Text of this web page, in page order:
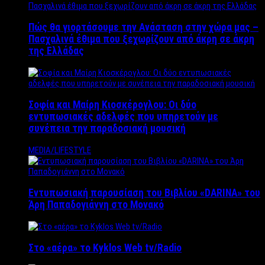
Πώς θα γιορτάσουμε την Ανάσταση στην χώρα μας –
Πασχαλινά έθιμα που ξεχωρίζουν από άκρη σε άκρη
της Ελλάδας
Σοφία και Μαίρη Κιοσκέρογλου: Οι δύο
εντυπωσιακές αδελφές που υπηρετούν με
συνέπεια την παραδοσιακή μουσική
MEDIA/LIFESTYLE
Εντυπωσιακή παρουσίαση του Βιβλίου «DARINA» του
Άρη Παπαδογιάννη στο Μονακό
Στο «αέρα» το Kyklos Web tv/Radio